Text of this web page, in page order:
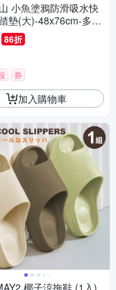
小魚塗鴉防滑吸水快
墊(大)-48x76cm-多色
86折
券
加入購物車